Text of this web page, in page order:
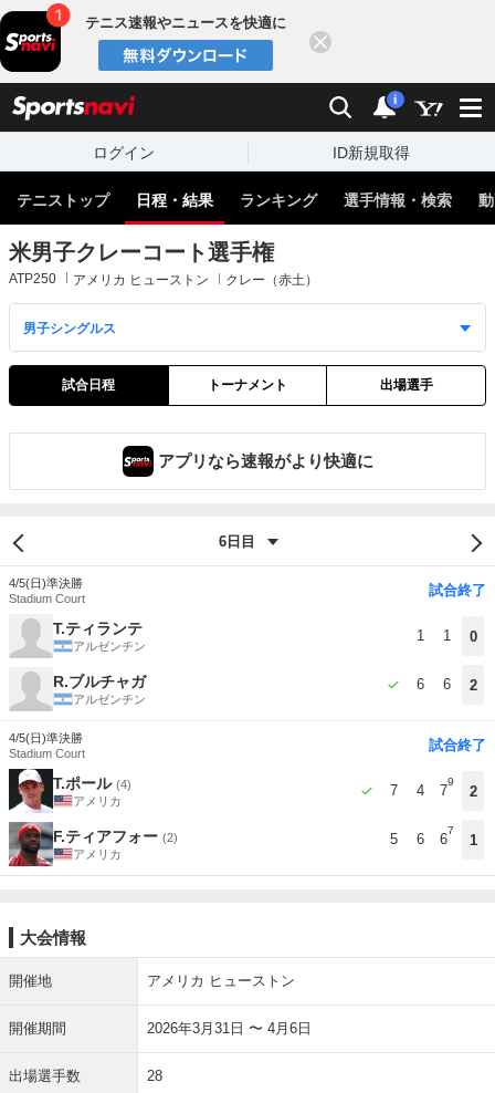
テニス速報やニュースを快適に
検索 通知
i
ログイン ID新規取得
テニストップ 日程・結果 ランキング 選手情報・検索
米男子クレーコート選手権
ATP250 アメリカ ヒューストン クレー（赤土）
試合日程 トーナメント 出場選手
アプリなら速報がより快適に
4/5(日)準決勝
Stadium Court
試合終了
T.ティランテ
アルゼンチン
1 1 0
R.ブルチャガ
アルゼンチン
6 6 2
4/5(日)準決勝
Stadium Court
試合終了
T.ポール (4)
アメリカ
7 4 7
9
2
F.ティアフォー (2)
アメリカ
5 6 6
7
1
大会情報
開催地 アメリカ ヒューストン
開催期間 2026年3月31日 〜 4月6日
出場選手数 28